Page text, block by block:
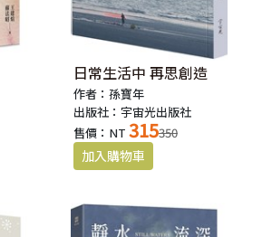
日常生活中 再思創造
作者：孫寶年
出版社：宇宙光出版社
售價：NT 315350